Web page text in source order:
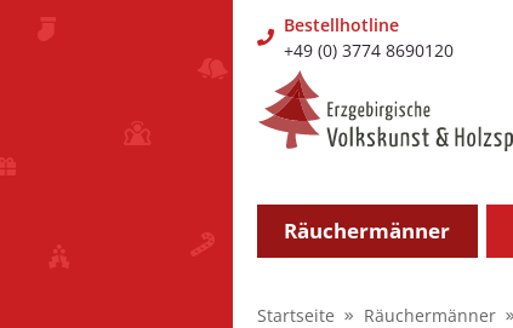
Bestellhotline
+49 (0) 3774 8690120
Räuchermänner
Startseite Räuchermänner